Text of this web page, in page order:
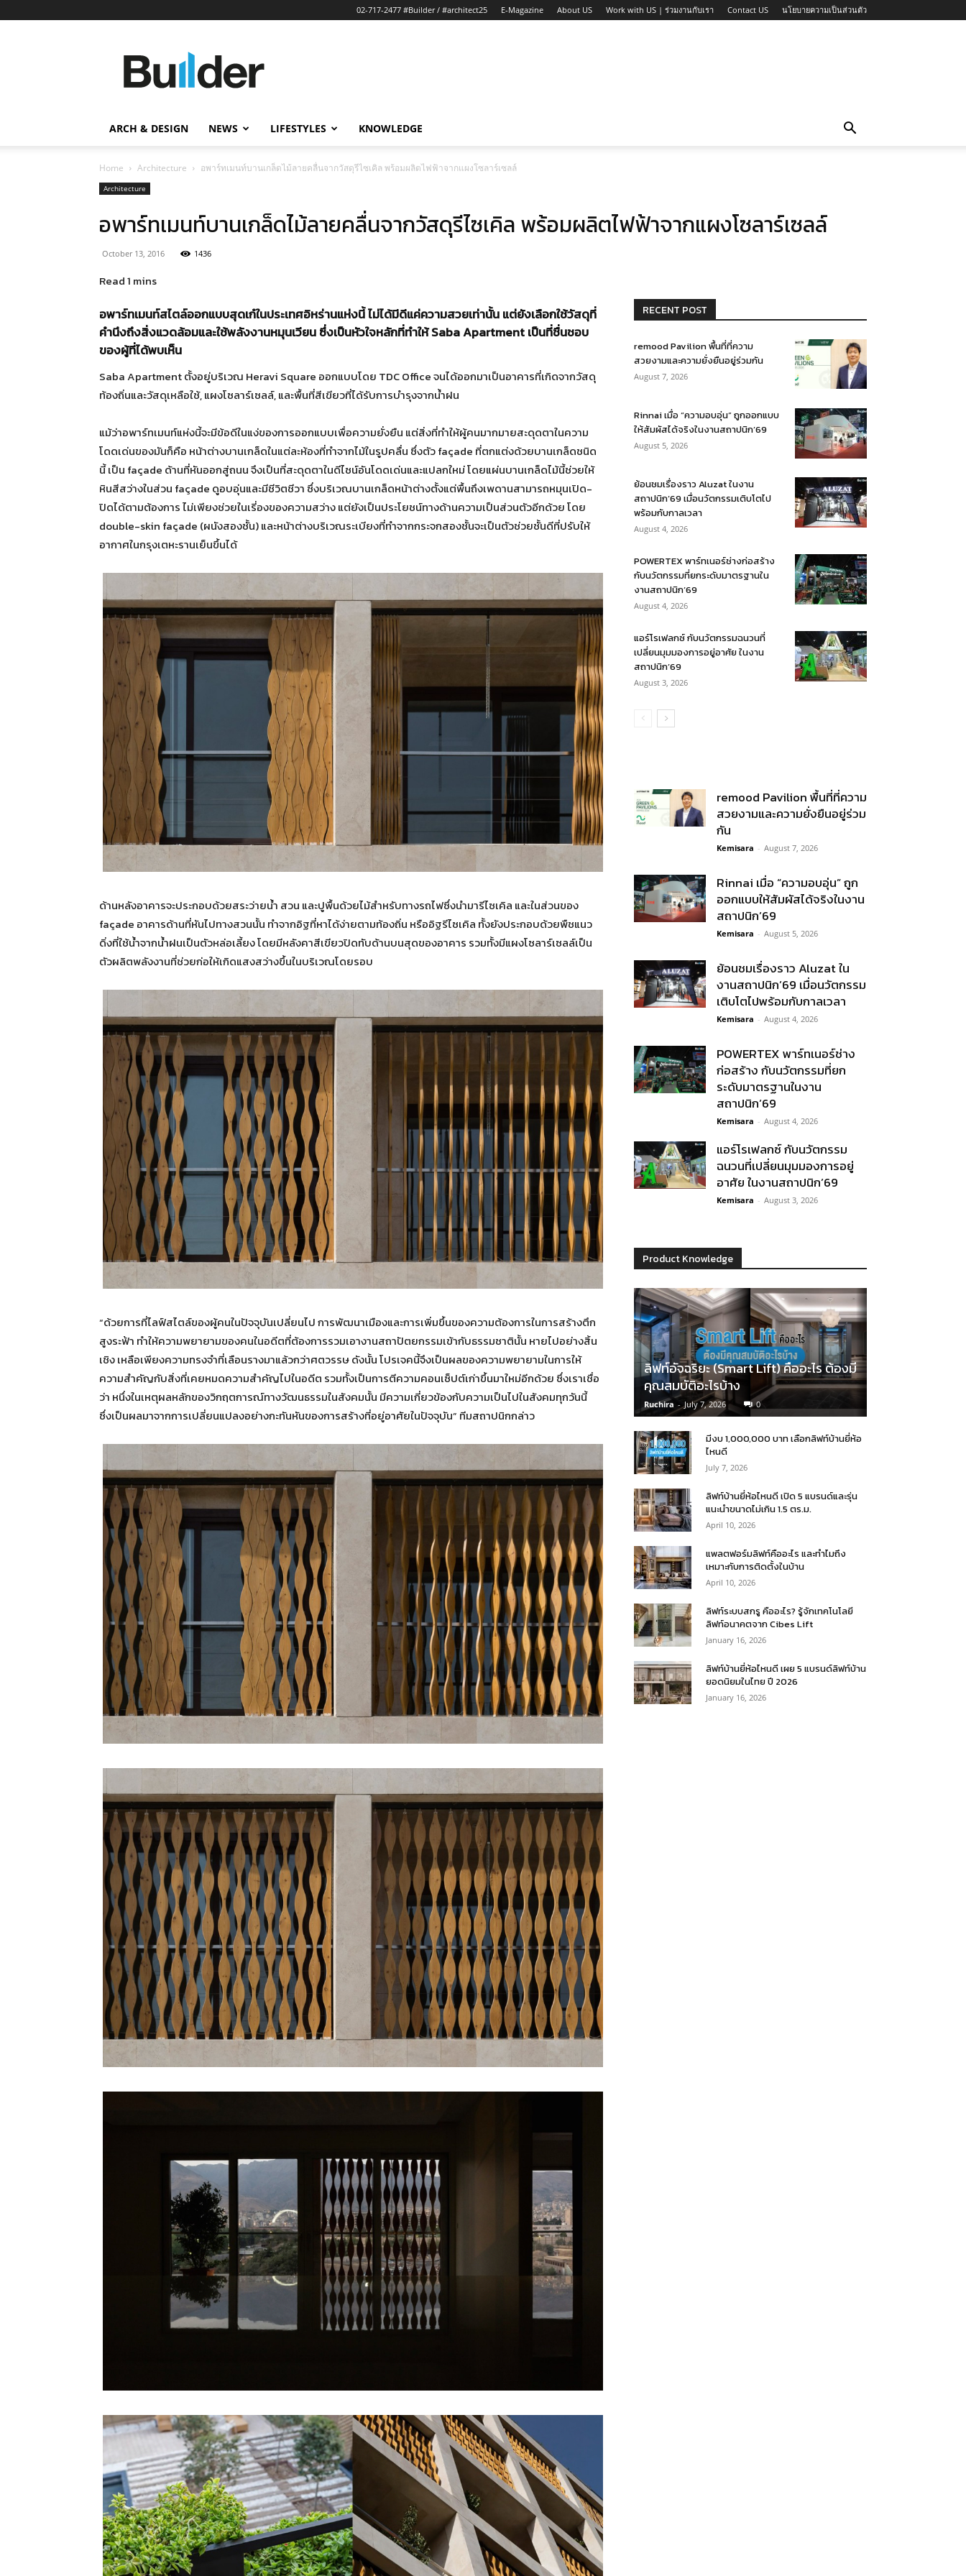
02-717-2477 #Builder / #architect25 E-Magazine About US Work with US | ร่วมงานกับเรา Contact US นโยบายความเป็นส่วนตัว
ข่าว
ก่อสร้าง
ARCH & DESIGN NEWS LIFESTYLES KNOWLEDGE
Home Architecture อพาร์ทเมนท์บานเกล็ดไม้ลายคลื่นจากวัสดุรีไซเคิล พร้อมผลิตไฟฟ้าจากแผงโซลาร์เซลล์
Architecture
อพาร์ทเมนท์บานเกล็ดไม้ลายคลื่นจากวัสดุรีไซเคิล พร้อมผลิตไฟฟ้าจากแผงโซลาร์เซลล์
October 13, 2016 1436
อพาร์ทเมนท์สไตล์ออกแบบสุดเก๋ในประเทศอิหร่านแห่งนี้ ไม่ได้มีดีแค่ความสวยเท่านั้น แต่ยังเลือกใช้วัสดุที่
คำนึงถึงสิ่งแวดล้อมและใช้พลังงานหมุนเวียน ซึ่งเป็นหัวใจหลักที่ทำให้ Saba Apartment เป็นที่ชื่นชอบ
ของผู้ที่ได้พบเห็น
Saba Apartment ตั้งอยู่บริเวณ Heravi Square ออกแบบโดย TDC Office จนได้ออกมาเป็นอาคารที่เกิดจากวัสดุ
ท้องถิ่นและวัสดุเหลือใช้, แผงโซลาร์เซลล์, และพื้นที่สีเขียวที่ได้รับการบำรุงจากน้ำฝน
แม้ว่าอพาร์ทเมนท์แห่งนี้จะมีข้อดีในแง่ของการออกแบบเพื่อความยั่งยืน แต่สิ่งที่ทำให้ผู้คนมากมายสะดุดตาในความ
โดดเด่นของมันก็คือ หน้าต่างบานเกล็ดในแต่ละห้องที่ทำจากไม้ในรูปคลื่น ซึ่งตัว façade ที่ตกแต่งด้วยบานเกล็ดชนิด
นี้ เป็น façade ด้านที่หันออกสู่ถนน จึงเป็นที่สะดุดตาในดีไซน์อันโดดเด่นและแปลกใหม่ โดยแผ่นบานเกล็ดไม้นี้ช่วยให้
หินสีสว่างในส่วน façade ดูอบอุ่นและมีชีวิตชีวา ซึ่งบริเวณบานเกล็ดหน้าต่างตั้งแต่พื้นถึงเพดานสามารถหมุนเปิด-
ปิดได้ตามต้องการ ไม่เพียงช่วยในเรี่องของความสว่าง แต่ยังเป็นประโยชน์ทางด้านความเป็นส่วนตัวอีกด้วย โดย
double-skin façade (ผนังสองชั้น) และหน้าต่างบริเวณระเบียงที่ทำจากกระจกสองชั้นจะเป็นตัวช่วยชั้นดีที่ปรับให้
อากาศในกรุงเตหะรานเย็นขึ้นได้
ด้านหลังอาคารจะประกอบด้วยสระว่ายน้ำ สวน และปูพื้นด้วยไม้สำหรับทางรถไฟซึ่งนำมารีไซเคิล และในส่วนของ
façade อาคารด้านที่หันไปทางสวนนั้น ทำจากอิฐที่หาได้ง่ายตามท้องถิ่น หรืออิฐรีไซเคิล ทั้งยังประกอบด้วยพืชแนว
ดิ่งที่ใช้น้ำจากน้ำฝนเป็นตัวหล่อเลี้ยง โดยมีหลังคาสีเขียวปิดทับด้านบนสุดของอาคาร รวมทั้งมีแผงโซลาร์เซลล์เป็น
ตัวผลิตพลังงานที่ช่วยก่อให้เกิดแสงสว่างขึ้นในบริเวณโดยรอบ
“ด้วยการที่ไลฟ์สไตล์ของผู้คนในปัจจุบันเปลี่ยนไป การพัฒนาเมืองและการเพิ่มขึ้นของความต้องการในการสร้างตึก
สูงระฟ้า ทำให้ความพยายามของคนในอดีตที่ต้องการรวมเอางานสถาปัตยกรรมเข้ากับธรรมชาตินั้น หายไปอย่างสิ้น
เชิง เหลือเพียงความทรงจำที่เลือนรางมาแล้วกว่าศตวรรษ ดังนั้น โปรเจคนี้จึงเป็นผลของความพยายามในการให้
ความสำคัญกับสิ่งที่เคยหมดความสำคัญไปในอดีต รวมทั้งเป็นการตีความคอนเซ็ปต์เก่าขึ้นมาใหม่อีกด้วย ซึ่งเราเชื่อ
ว่า หนึ่งในเหตุผลหลักของวิกฤตการณ์ทางวัฒนธรรมในสังคมนั้น มีความเกี่ยวข้องกับความเป็นไปในสังคมทุกวันนี้
ซึ่งเป็นผลมาจากการเปลี่ยนแปลงอย่างกะทันหันของการสร้างที่อยู่อาศัยในปัจจุบัน” ทีมสถาปนิกกล่าว
RECENT POST
remood Pavilion พื้นที่ที่ความ
สวยงามและความยั่งยืนอยู่ร่วมกัน
August 7, 2026
Rinnai เมื่อ “ความอบอุ่น” ถูกออกแบบ
ให้สัมผัสได้จริงในงานสถาปนิก’69
August 5, 2026
ย้อนชมเรื่องราว Aluzat ในงาน
สถาปนิก’69 เมื่อนวัตกรรมเติบโตไป
พร้อมกับกาลเวลา
August 4, 2026
POWERTEX พาร์ทเนอร์ช่างก่อสร้าง
กับนวัตกรรมที่ยกระดับมาตรฐานใน
งานสถาปนิก’69
August 4, 2026
แอร์โรเฟลกซ์ กับนวัตกรรมฉนวนที่
เปลี่ยนมุมมองการอยู่อาศัย ในงาน
สถาปนิก’69
August 3, 2026
remood Pavilion พื้นที่ที่ความ
สวยงามและความยั่งยืนอยู่ร่วม
กัน
Kemisara - August 7, 2026
Rinnai เมื่อ “ความอบอุ่น” ถูก
ออกแบบให้สัมผัสได้จริงในงาน
สถาปนิก’69
Kemisara - August 5, 2026
ย้อนชมเรื่องราว Aluzat ใน
งานสถาปนิก’69 เมื่อนวัตกรรม
เติบโตไปพร้อมกับกาลเวลา
Kemisara - August 4, 2026
POWERTEX พาร์ทเนอร์ช่าง
ก่อสร้าง กับนวัตกรรมที่ยก
ระดับมาตรฐานในงาน
สถาปนิก’69
Kemisara - August 4, 2026
แอร์โรเฟลกซ์ กับนวัตกรรม
ฉนวนที่เปลี่ยนมุมมองการอยู่
อาศัย ในงานสถาปนิก’69
Kemisara - August 3, 2026
Product Knowledge
ลิฟท์อัจฉริยะ (Smart Lift) คืออะไร ต้องมี
คุณสมบัติอะไรบ้าง
Ruchira - July 7, 2026 0
มีงบ 1,000,000 บาท เลือกลิฟท์บ้านยี่ห้อ
ไหนดี
July 7, 2026
ลิฟท์บ้านยี่ห้อไหนดี เปิด 5 แบรนด์และรุ่น
แนะนำขนาดไม่เกิน 1.5 ตร.ม.
April 10, 2026
แพลตฟอร์มลิฟท์คืออะไร และทำไมถึง
เหมาะกับการติดตั้งในบ้าน
April 10, 2026
ลิฟท์ระบบสกรู คืออะไร? รู้จักเทคโนโลยี
ลิฟท์อนาคตจาก Cibes Lift
January 16, 2026
ลิฟท์บ้านยี่ห้อไหนดี เผย 5 แบรนด์ลิฟท์บ้าน
ยอดนิยมในไทย ปี 2026
January 16, 2026